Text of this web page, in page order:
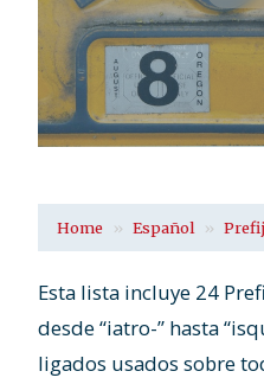
Home Español
Esta lista incluye 24
desde “iatro-” hasta
ligados usados sobre